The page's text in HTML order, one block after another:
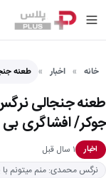
خانه اخبار طعنه
طعنه جنجالی
جوکر/ افشاگری بی
اخبار
۱ سال قبل
نرگس محمدی: منم میتونم با